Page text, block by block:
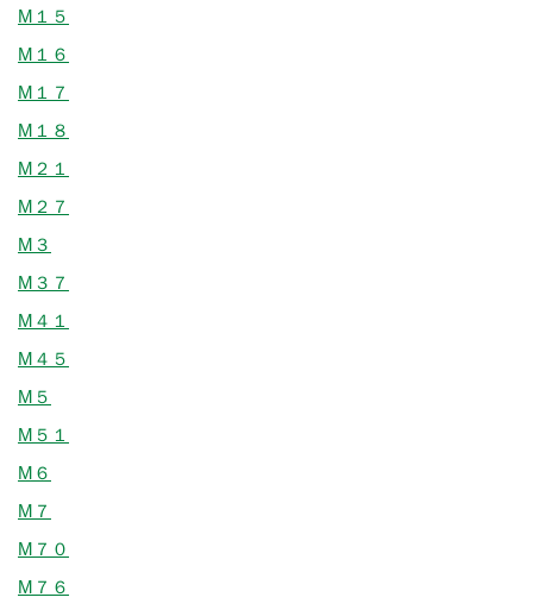
M１５
M１６
M１７
M１８
M２１
M２７
M３
M３７
M４１
M４５
M５
M５１
M６
M７
M７０
M７６